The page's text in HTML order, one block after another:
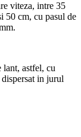
viteza, intre 35
50 cm, cu pasul de
lant, astfel, cu
in jurul